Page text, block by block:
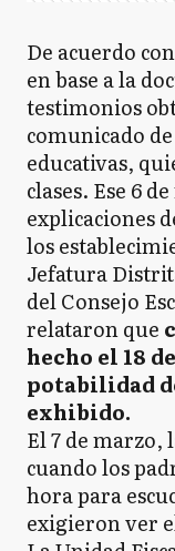
De acuerdo
en base a la
testimonios
comunicado
educativas,
clases. Ese 6
explicaciones
los
Jefatura
del Consejo
relataron que
hecho el 18
potabilidad
exhibido.
El 7 de marzo,
cuando los
hora para
exigieron ver